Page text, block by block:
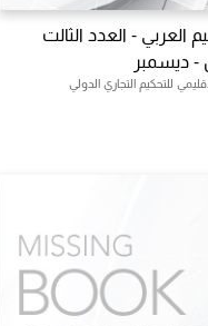
العربي - العدد الثالت
ديسمبر
للتحكيم التجاري الدولي